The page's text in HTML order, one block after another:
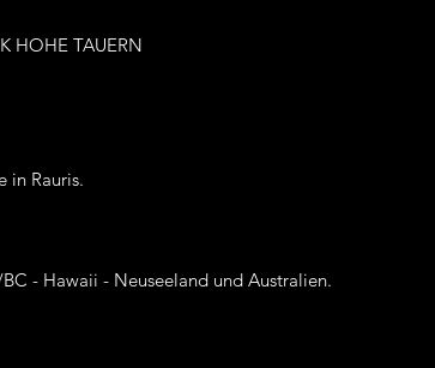
HOHE TAUERN
in Rauris.
BC - Hawaii - Neuseeland und Australien.